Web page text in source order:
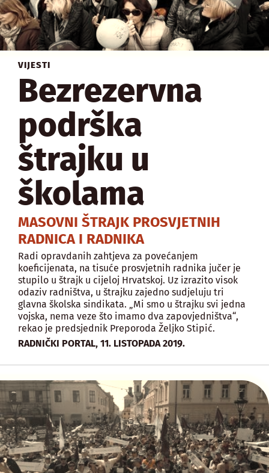
VIJESTI
Bezrezervna
podrška
štrajku u
školama
MASOVNI ŠTRAJK PROSVJETNIH
RADNICA I RADNIKA
Radi opravdanih zahtjeva za povećanjem
koeficijenata, na tisuće prosvjetnih radnika jučer je
stupilo u štrajk u cijeloj Hrvatskoj. Uz izrazito visok
odaziv radništva, u štrajku zajedno sudjeluju tri
glavna školska sindikata. „Mi smo u štrajku svi jedna
vojska, nema veze što imamo dva zapovjedništva“,
rekao je predsjednik Preporoda Željko Stipić.
RADNIČKI PORTAL, 11. LISTOPADA 2019.